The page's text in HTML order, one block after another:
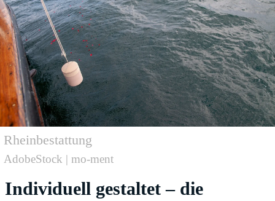
Rheinbestattung
AdobeStock | mo-ment
Individuell gestaltet – die